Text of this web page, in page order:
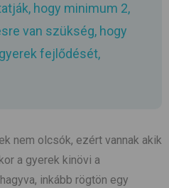
hogy minimum 2,
van szükség, hogy
fejlődését,
nem olcsók, ezért vannak akik
a gyerek kinövi a
inkább rögtön egy